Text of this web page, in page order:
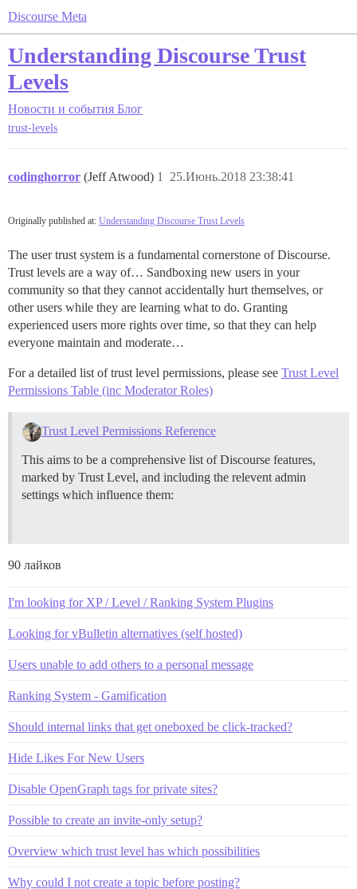
Discourse Meta
Understanding Discourse Trust
Levels
Новости и события Блог
trust-levels
codinghorror (Jeff Atwood) 25.Июнь.2018 23:38:41
1
Originally published at: Understanding Discourse Trust Levels
The user trust system is a fundamental cornerstone of Discourse.
Trust levels are a way of… Sandboxing new users in your
community so that they cannot accidentally hurt themselves, or
other users while they are learning what to do. Granting
experienced users more rights over time, so that they can help
everyone maintain and moderate…
For a detailed list of trust level permissions, please see Trust Level
Permissions Table (inc Moderator Roles)
Trust Level Permissions Reference
This aims to be a comprehensive list of Discourse features,
marked by Trust Level, and including the relevent admin
settings which influence them:
90 лайков
I'm looking for XP / Level / Ranking System Plugins
Looking for vBulletin alternatives (self hosted)
Users unable to add others to a personal message
Ranking System - Gamification
Should internal links that get oneboxed be click-tracked?
Hide Likes For New Users
Disable OpenGraph tags for private sites?
Possible to create an invite-only setup?
Overview which trust level has which possibilities
Why could I not create a topic before posting?